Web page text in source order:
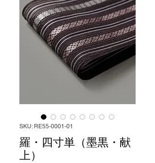
SKU: RE55-0001-01
羅・四寸単（墨黒・献
上）